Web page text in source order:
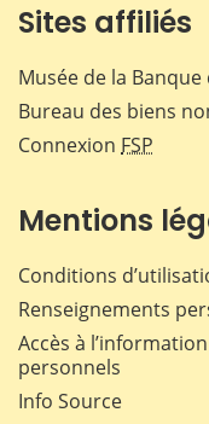
Sites affiliés
Musée de la Banque
Bureau des biens
Connexion FSP
Mentions
Conditions
Renseignements
Accès à
personnels
Info Source